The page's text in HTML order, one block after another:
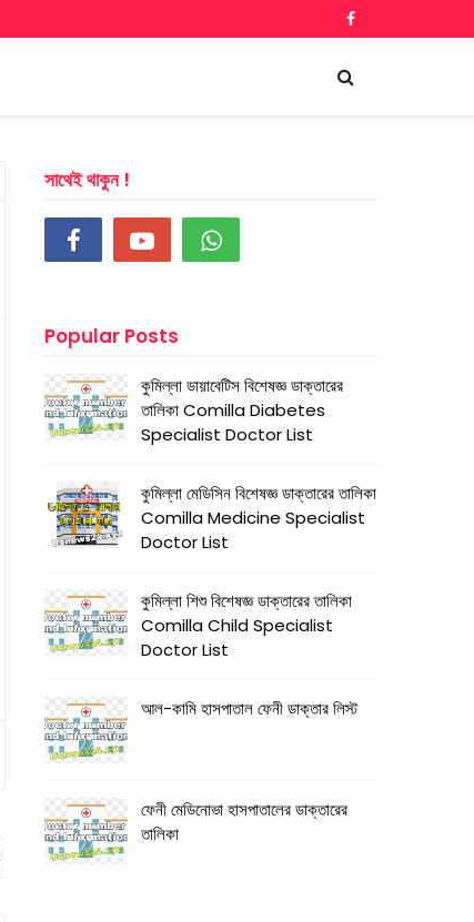
সাথেই থাকুন !
Popular Posts
কুমিল্লা ডায়াবেটিস বিশেষজ্ঞ ডাক্তারের
তালিকা Comilla Diabetes
Specialist Doctor List
কুমিল্লা মেডিসিন বিশেষজ্ঞ ডাক্তারের তালিকা
Comilla Medicine Specialist
Doctor List
কুমিল্লা শিশু বিশেষজ্ঞ ডাক্তারের তালিকা
Comilla Child Specialist
Doctor List
আল-কামি হাসপাতাল ফেনী ডাক্তার লিস্ট
ফেনী মেডিনোভা হাসপাতালের ডাক্তারের
তালিকা